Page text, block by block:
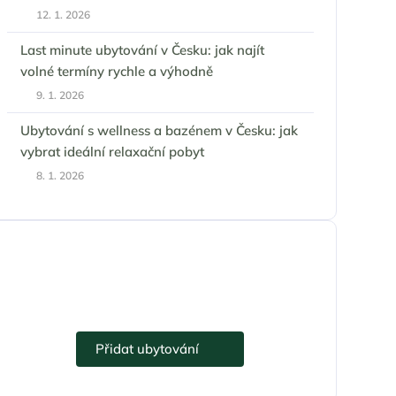
12. 1. 2026
Last minute ubytování v Česku: jak najít
volné termíny rychle a výhodně
9. 1. 2026
Ubytování s wellness a bazénem v Česku: jak
vybrat ideální relaxační pobyt
8. 1. 2026
Přidat ubytování